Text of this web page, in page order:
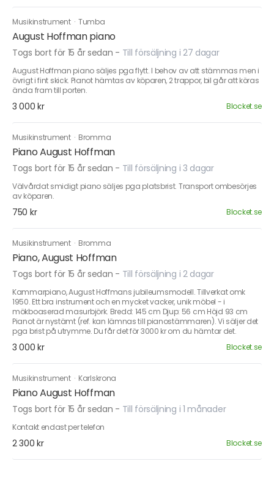
Musikinstrument ·Tumba
August Hoffman piano
Togs bort för 15 år sedan - Till försäljning i 27 dagar
August Hoffman piano säljes pga flytt. I behov av att stämmas men i
övrigt i fint skick. Pianot hämtas av köparen, 2 trappor, bil går att köras
ända fram till porten.
3 000 kr Blocket.se
Musikinstrument · Bromma
Piano August Hoffman
Togs bort för 15 år sedan - Till försäljning i 3 dagar
Välvårdat smidigt piano säljes pga platsbrist. Transport ombesörjes
av köparen.
750 kr Blocket.se
Musikinstrument · Bromma
Piano, August Hoffman
Togs bort för 15 år sedan - Till försäljning i 2 dagar
Kammarpiano, August Hoffmans jubileumsmodell. Tillverkat omk
1950. Ett bra instrument och en mycket vacker, unik möbel - i
mökboaserad masurbjörk. Bredd: 145 cm Djup: 56 cm Höjd 93 cm
Pianot är nystämt (ref. kan lämnas till pianostämmaren). Vi säljer det
pga brist på utrymme. Du får det för 3000 kr om du hämtar det.
3 000 kr Blocket.se
Musikinstrument · Karlskrona
Piano August Hoffman
Togs bort för 15 år sedan - Till försäljning i 1 månader
Kontakt endast per telefon
2 300 kr Blocket.se